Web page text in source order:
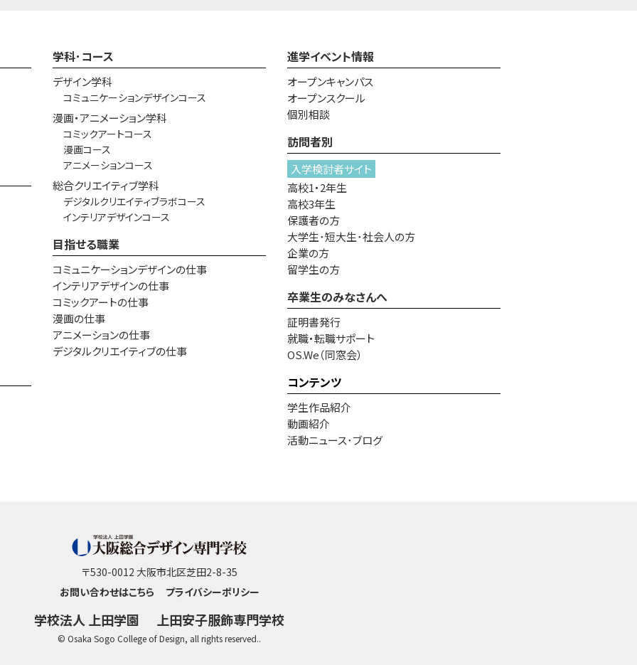
学科･コース
デザイン学科
コミュニケーションデザインコース
漫画・アニメーション学科
コミックアートコース
漫画コース
アニメーションコース
総合クリエイティブ学科
デジタルクリエイティブラボコース
インテリアデザインコース
目指せる職業
コミュニケーションデザインの仕事
インテリアデザインの仕事
コミックアートの仕事
漫画の仕事
アニメーションの仕事
デジタルクリエイティブの仕事
進学イベント情報
オープンキャンパス
オープンスクール
個別相談
訪問者別
入学検討者サイト
高校1・2年生
高校3年生
保護者の方
大学生･短大生･社会人の方
企業の方
留学生の方
卒業生のみなさんへ
証明書発行
就職・転職サポート
OS.We（同窓会）
コンテンツ
学生作品紹介
動画紹介
活動ニュース･ブログ
〒530-0012 大阪市北区芝田2-8-35
お問い合わせはこちら
プライバシーポリシー
学校法人 上田学園 上田安子服飾専門学校
© Osaka Sogo College of Design, all rights reserved..